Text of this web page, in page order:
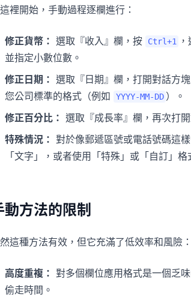
裡開始，手動過程逐欄進行：
修正貨幣： 選取『收入』欄，按 Ctrl+1
並指定小數位數。
修正日期： 選取『日期』欄，打開對話方
您公司標準的格式（例如
YYYY-MM-DD ）。
修正百分比： 選取『成長率』欄，再次打
特殊情況： 對於像郵遞區號或電話號碼這
「文字」，或者使用「特殊」或「自訂」格
動方法的限制
這種方法有效，但它充滿了低效率和風險：
高度重複： 對多個欄位應用格式是一個乏
偷走時間。